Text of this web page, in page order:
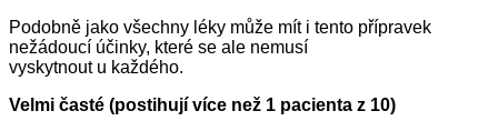
Podobně jako všechny léky může mít i tento přípravek
nežádoucí účinky, které se ale nemusí
vyskytnout u každého.
Velmi časté (postihují více než 1 pacienta z 10)